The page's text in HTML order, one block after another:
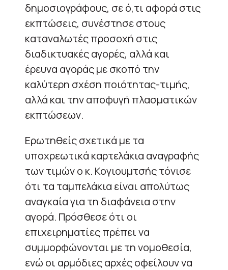
δημοσιογράφους, σε ό,τι αφορά στις
εκπτώσεις, συνέστησε στους
καταναλωτές προσοχή στις
διαδικτυακές αγορές, αλλά και
έρευνα αγοράς με σκοπό την
καλύτερη σχέση ποιότητας-τιμής,
αλλά και την αποφυγή πλασματικών
εκπτώσεων.
Ερωτηθείς σχετικά με τα
υποχρεωτικά καρτελάκια αναγραφής
των τιμών ο κ. Κογιουμτσής τόνισε
ότι τα ταμπελάκια είναι απολύτως
αναγκαία για τη διαφάνεια στην
αγορά. Πρόσθεσε ότι οι
επιχειρηματίες πρέπει να
συμμορφώνονται με τη νομοθεσία,
ενώ οι αρμόδιες αρχές οφείλουν να